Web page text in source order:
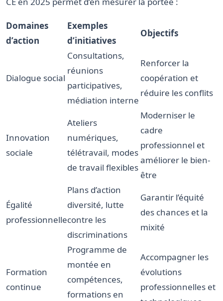
Domaines
d’action
Exemples
d’initiatives
Objectifs
Dialogue social
Consultations,
réunions
participatives,
médiation interne
Renforcer la
coopération et
réduire les conflits
Innovation
sociale
Ateliers
numériques,
télétravail, modes
de travail flexibles
Moderniser le
cadre
professionnel et
améliorer le bien-
être
Égalité
professionnelle
Plans d’action
diversité, lutte
contre les
discriminations
Garantir l’équité
des chances et la
mixité
Formation
continue
Programme de
montée en
compétences,
formations en
Accompagner les
évolutions
professionnelles et